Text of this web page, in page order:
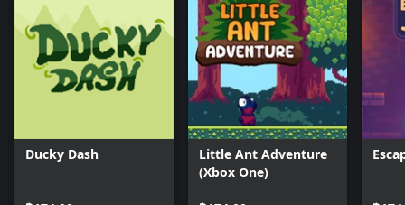
Ducky Dash
Little Ant Adventure
(Xbox One)